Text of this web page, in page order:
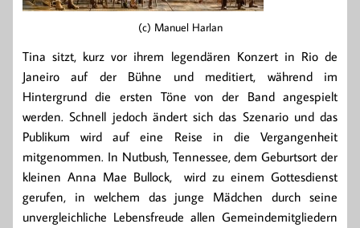
(c) Manuel Harlan
Tina sitzt, kurz vor ihrem legendären Konzert in Rio de
Janeiro auf der Bühne und meditiert, während im
Hintergrund die ersten Töne von der Band angespielt
werden. Schnell jedoch ändert sich das Szenario und das
Publikum wird auf eine Reise in die Vergangenheit
mitgenommen. In Nutbush, Tennessee, dem Geburtsort der
kleinen Anna Mae Bullock, wird zu einem Gottesdienst
gerufen, in welchem das junge Mädchen durch seine
unvergleichliche Lebensfreude allen Gemeindemitgliedern